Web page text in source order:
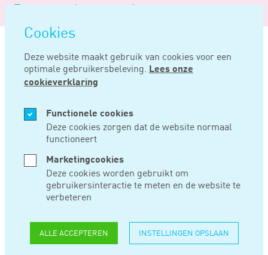
overslaan
Cookies
Deze website maakt gebruik van cookies voor een
optimale gebruikersbeleving. Lees onze
cookieverklaring
Functionele cookies
Deze cookies zorgen dat de website normaal
functioneert
Marketingcookies
Deze cookies worden gebruikt om
gebruikersinteractie te meten en de website te
verbeteren
ALLE ACCEPTEREN INSTELLINGEN OPSLAAN
Logo
Noord
Negentig
Home Nieuws Bouw kampioen hergebruik en recyclen
NOV 04, 2019
BOUW KAMPIOEN
HERGEBRUIK EN
RECYCLEN
De bouwsector is niet alleen de sector die het meeste